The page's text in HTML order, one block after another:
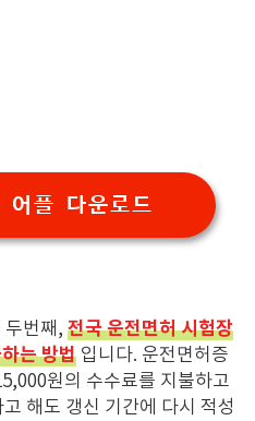
어플 다운로드
두번째, 전국 운전면허 시험장
는 방법 입니다. 운전면허증
원의 수수료를 지불하고
해도 갱신 기간에 다시 적성